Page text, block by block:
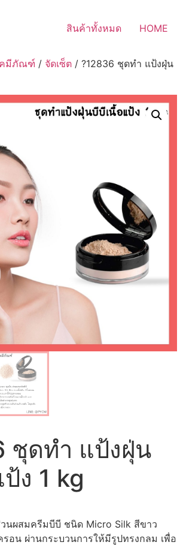
สินค้าทั้งหมด HOME
มีภัณฑ์ / จัดเซ็ต / ?12836 ชุดทำ แป้งฝุ่น
ชุดทำ แป้งฝุ่น
ง 1 kg
นผสมครีมบีบี ชนิด Micro Silk สีขาว
รอน ผ่านกระบวนการให้มีรูปทรงกลม เพื่อ